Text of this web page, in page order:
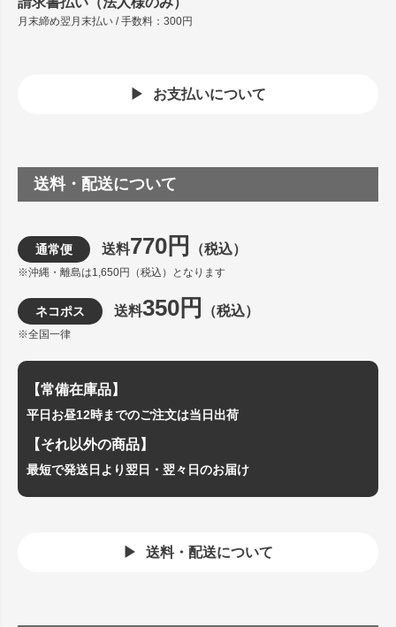
月末締め翌月末払い / 手数料：300円
お支払いについて
送料・配送について
通常便 送料770円 （税込）
※沖縄・離島は1,650円（税込）となります
ネコポス 送料350円 （税込）
※全国一律
【常備在庫品】
平日お昼12時までのご注文は当日出荷
【それ以外の商品】
最短で発送日より翌日・翌々日のお届け
送料・配送について